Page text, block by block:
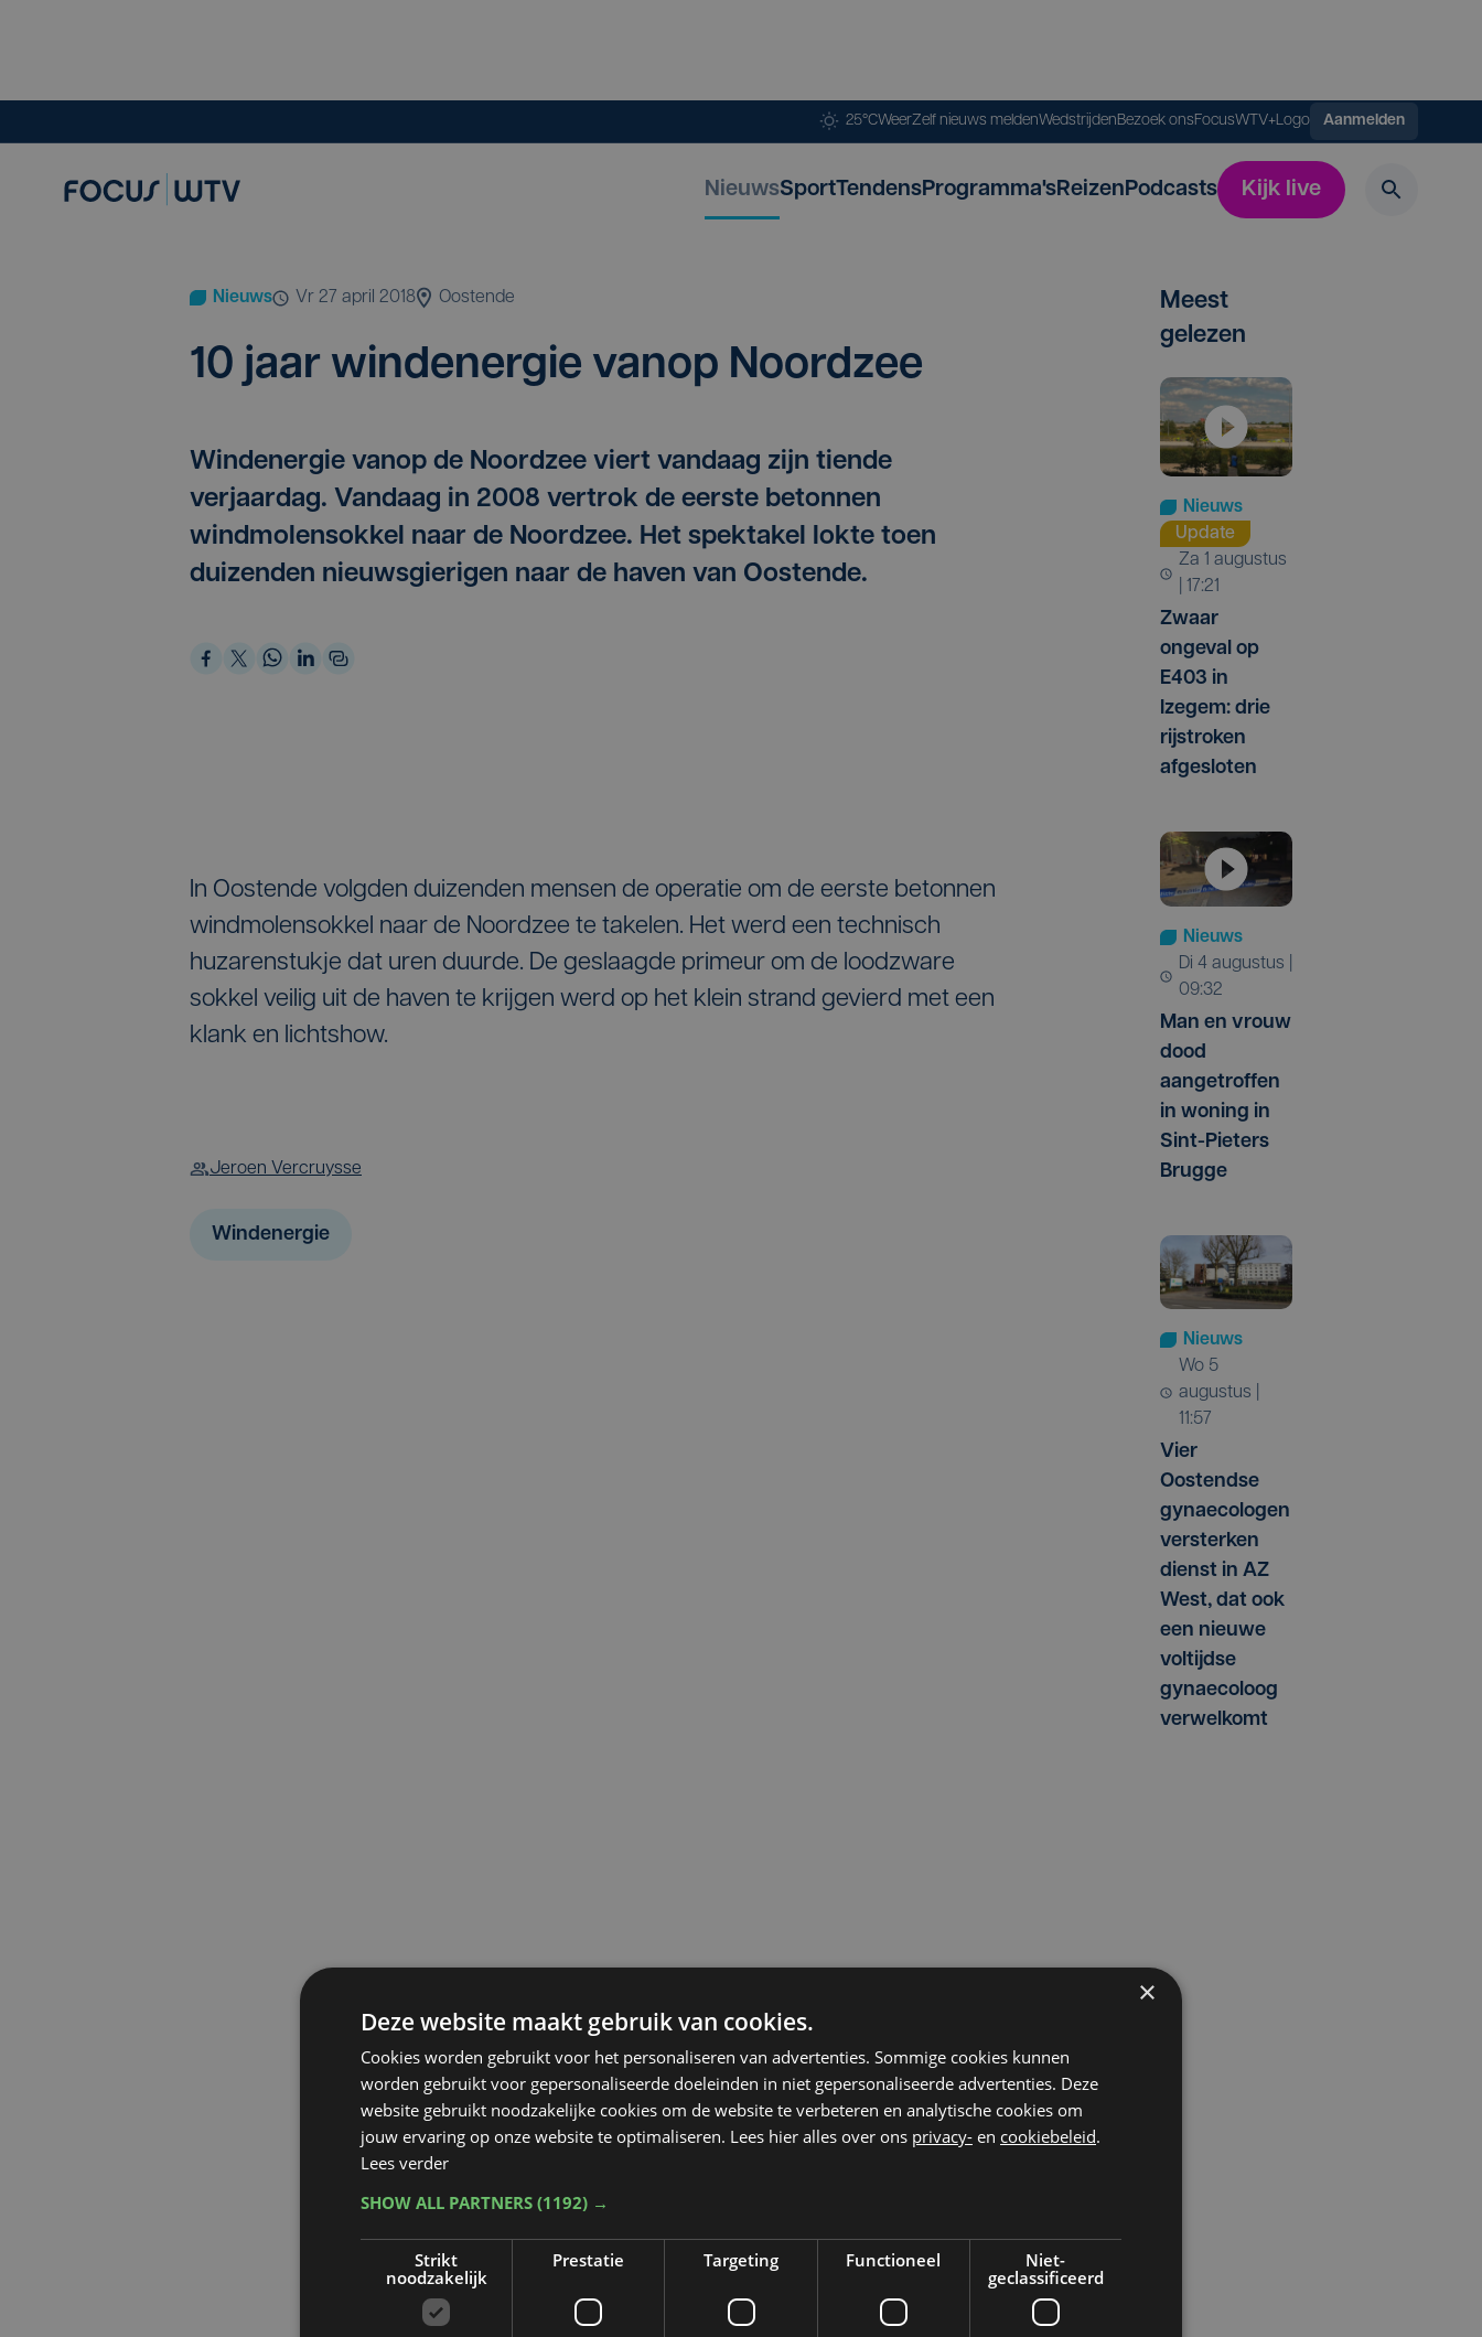
25°CWeerZelf nieuws meldenWedstrijdenBezoek onsFocusWTV+Logo Aanmelden
NieuwsSportTendensProgramma'sReizenPodcasts Kijk live
Nieuws vr 27 april 2018 Oostende
10 jaar wind­ener­gie vanop Noordzee
Windenergie vanop de Noordzee viert vandaag zijn tiende
verjaardag. Vandaag in 2008 vertrok de eerste betonnen
windmolensokkel naar de Noordzee. Het spektakel lokte toen
duizenden nieuwsgierigen naar de haven van Oostende.
In Oostende volgden duizenden mensen de operatie om de eerste betonnen
windmolensokkel naar de Noordzee te takelen. Het werd een technisch
huzarenstukje dat uren duurde. De geslaagde primeur om de loodzware
sokkel veilig uit de haven te krijgen werd op het klein strand gevierd met een
klank en lichtshow.
Jeroen Vercruysse
Windenergie
Meest
gelezen
Nieuws
Update
za 1 augustus
| 17:21
Zwaar
ongeval op
E403 in
Izegem: drie
rijstroken
afgesloten
Nieuws
di 4 augustus |
09:32
Man en vrouw
dood
aangetroffen
in woning in
Sint-Pieters
Brugge
Nieuws
wo 5
augustus |
11:57
Vier
Oostendse
gynaecologen
versterken
dienst in AZ
West, dat ook
een nieuwe
voltijdse
gynaecoloog
verwelkomt
×
Deze website maakt gebruik van cookies.
Cookies worden gebruikt voor het personaliseren van advertenties. Sommige cookies kunnen
worden gebruikt voor gepersonaliseerde doeleinden in niet gepersonaliseerde advertenties. Deze
website gebruikt noodzakelijke cookies om de website te verbeteren en analytische cookies om
jouw ervaring op onze website te optimaliseren. Lees hier alles over ons privacy- en cookiebeleid.
Lees verder
SHOW ALL PARTNERS (1192) →
Strikt
noodzakelijk
Prestatie Targeting Functioneel
Niet-
geclassificeerd